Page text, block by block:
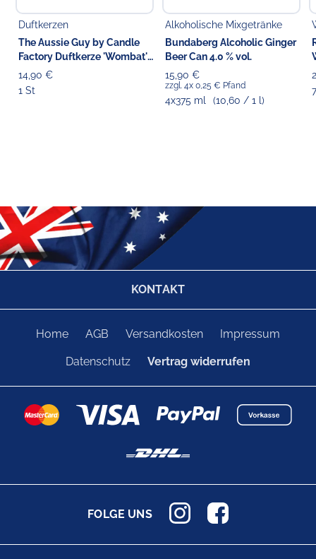
Duftkerzen
The Aussie Guy by Candle
Factory Duftkerze 'Wombat's
Favourite' 13.5 cm
14,90 €
1 St
Alkoholische Mixgetränke
Bundaberg Alcoholic Ginger
Beer Can 4.0 % vol.
15,90 €
zzgl. 4x 0,25 € Pfand
4x375 ml (10,60 / 1 l)
KONTAKT
Home AGB Versandkosten Impressum
Datenschutz Vertrag widerrufen
FOLGE UNS